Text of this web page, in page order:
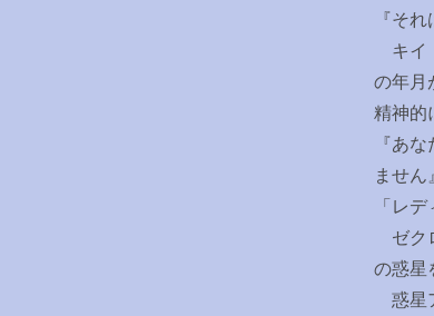
『そ
キイ
の年月
精神的
『あ
ません
「レ
ゼク
の惑星
惑星